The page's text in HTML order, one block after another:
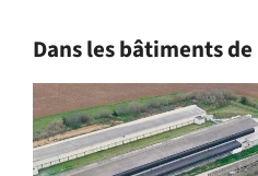
Dans les bâtiments